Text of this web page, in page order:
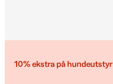
10% ekstra på hundeutstyr